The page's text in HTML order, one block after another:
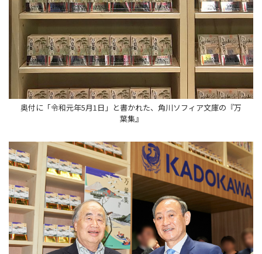
奥付に「令和元年5月1日」と書かれた、角川ソフィア文庫の『万
葉集』